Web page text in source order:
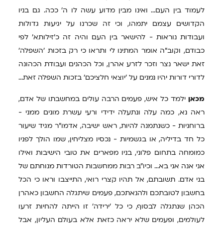
לעמוד בין העם... ואינו מבין מדוע עשה לו ה' ככה. גם בניו
הקדושים עצמם יתמהו, וכי זה שכרנו על יגיעות גדולות
ועבודות נוראות - להישאר בין העם והיה זה כ'זילותא' לפי
כבודם, וקוב"ה אומר המתינו לי ותראו כי רק בזכות 'השפלה'
זאת ישאר נצר וזכר לזרע אהרן, וכל הכהנים ועבודת הכהונה
לדורי דורות יהיו נמנים על 'יוצאי חלציכם' בזכות השפלה זאת...
מכאן ילמד כל איש, פעמים הרבה עולים במחשבתו של אדם,
ראה נא, כמה עלה ונתעלה ידידי ורעי עשרת מונים ממני -
ברוחניות - כשנתמנה להיות, ראש ישיבה, אדמו"ר מגיד שיעור
כל חד בדיליה, או בגשמיות - נכסיו מצליחין, שמו הולך לפניו
כמומחה בתחום פלוני, בניו מפארים את טובי הישיבות ואילו
אני אנה אני בא... וכיו"ב רבות ממחשבות הטורדות מנוחתם של
בני אדם. תשובתם, אל תהיו קצרי רואי, התייצבו וראו כי הכל
בחשבון לטובתכם ולהנאתכם, פעמים שיתגלה החשבון כאהרן
הכהן שנתגלה לבסוף, כי כל 'ירידה' זו הייתה להחיות זרעו
לעולמים, ופעמים שלא יראה כזאת אלא בעולם העליון, אבל